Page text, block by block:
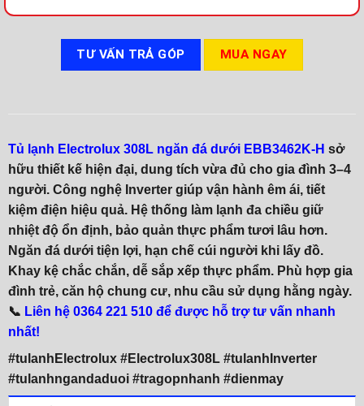
TƯ VẤN TRẢ GÓP MUA NGAY
Tủ lạnh Electrolux 308L ngăn đá dưới EBB3462K-H sở
hữu thiết kế hiện đại, dung tích vừa đủ cho gia đình 3–4
người. Công nghệ Inverter giúp vận hành êm ái, tiết
kiệm điện hiệu quả. Hệ thống làm lạnh đa chiều giữ
nhiệt độ ổn định, bảo quản thực phẩm tươi lâu hơn.
Ngăn đá dưới tiện lợi, hạn chế cúi người khi lấy đồ.
Khay kệ chắc chắn, dễ sắp xếp thực phẩm. Phù hợp gia
đình trẻ, căn hộ chung cư, nhu cầu sử dụng hằng ngày.
📞 Liên hệ 0364 221 510 để được hỗ trợ tư vấn nhanh
nhất!
#tulanhElectrolux #Electrolux308L #tulanhInverter
#tulanhngandaduoi #tragopnhanh #dienmay